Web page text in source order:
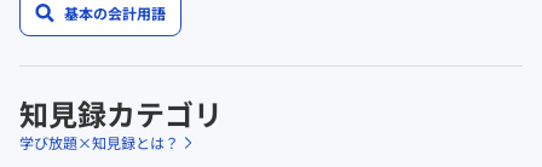
基本の会計用語
知見録カテゴリ
学び放題×知見録とは？